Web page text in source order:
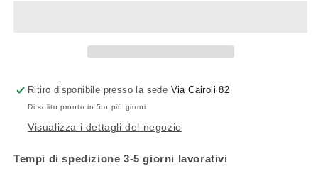
Ritiro disponibile presso la sede Via Cairoli 82
Di solito pronto in 5 o più giorni
Visualizza i dettagli del negozio
Tempi di spedizione 3-5 giorni lavorativi